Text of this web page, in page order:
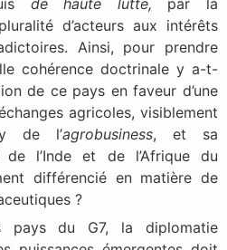
de haute lutte, par la
d’acteurs aux intérêts
Ainsi, pour prendre
cohérence doctrinale y a-t-
de ce pays en faveur d’une
agricoles, visiblement
de l’agrobusiness, et sa
l’Inde et de l’Afrique du
différencié en matière de
?
pays du G7, la diplomatie